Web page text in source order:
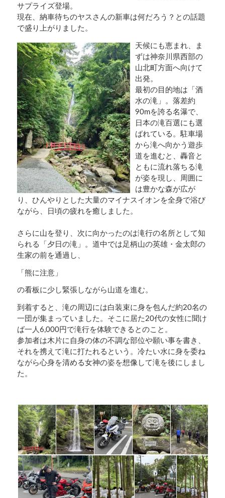
サプライズ登場。
現在、納車待ちのヤスさんの新車は何だろう？との話題
で盛り上がりました。
天候にも恵まれ、ま
ずは神奈川県西部の
山北町方面へ向けて
出発。
最初の目的地は「酒
水の滝」。落差約
90mを誇る名瀑で、
日本の滝百選にも選
ばれている。駐車場
から滝へ向かう遊歩
道を進むと、轟音と
ともに流れ落ちる滝
が姿を現し、周囲に
は豊かな森が広が
り、ひんやりとした大量のマイナスイオンを全身で浴び
ながら、日頃の疲れを癒しました。
さらに山を登り、次に向かったのは滝行の名所として知
られる「夕日の滝」。道中では足柄山の英雄・金太郎の
生家の前を通過し、
「熊に注意」
の看板に少し緊張しながら山道を進む。
到着すると、滝の周辺には白装束に身を包んだ約20名の
一団が集まっていました。そこに居た20代の女性に聞け
ば一人6,000円で滝行を体験できるとのこと。
参加者は木片に自身の体の不調な部位や願い事を書き、
それを携えて滝に打たれるという。冷たい水に身を委ね
ながら心身を清める女神の姿を想像して滝を後にしまし
た。